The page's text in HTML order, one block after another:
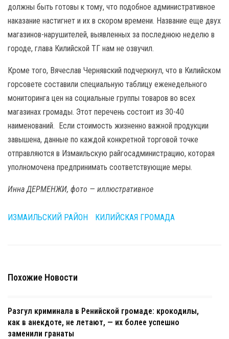
должны быть готовы к тому, что подобное административное
наказание настигнет и их в скором времени. Название еще двух
магазинов-нарушителей, выявленных за последнюю неделю в
городе, глава Килийской ТГ нам не озвучил.
Кроме того, Вячеслав Чернявский подчеркнул, что в Килийском
горсовете составили специальную таблицу еженедельного
мониторинга цен на социальные группы товаров во всех
магазинах громады. Этот перечень состоит из 30-40
наименований. Если стоимость жизненно важной продукции
завышена, данные по каждой конкретной торговой точке
отправляются в Измаильскую райгосадминистрацию, которая
уполномочена предпринимать соответствующие меры.
Инна ДЕРМЕНЖИ, фото — иллюстративное
ИЗМАИЛЬСКИЙ РАЙОН КИЛИЙСКАЯ ГРОМАДА
Похожие Новости
Разгул криминала в Ренийской громаде: крокодилы,
как в анекдоте, не летают, — их более успешно
заменили гранаты